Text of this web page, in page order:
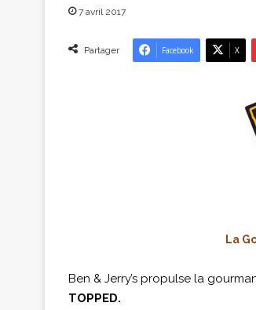
7 avril 2017
Partager Facebook X
La
Ben & Jerry’s propulse la
TOPPED.